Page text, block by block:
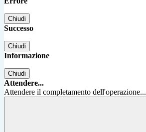
Chiudi
Successo
Chiudi
Informazione
Chiudi
Attendere...
Attendere il completamento dell'operazione...